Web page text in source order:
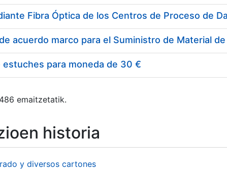
estuches para moneda de 30 €
emaitzetatik.
historia
y diversos cartones